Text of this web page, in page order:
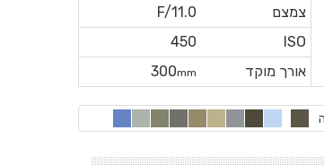
צמצם
F/11.0
ISO
450
אורך מוקד
300mm